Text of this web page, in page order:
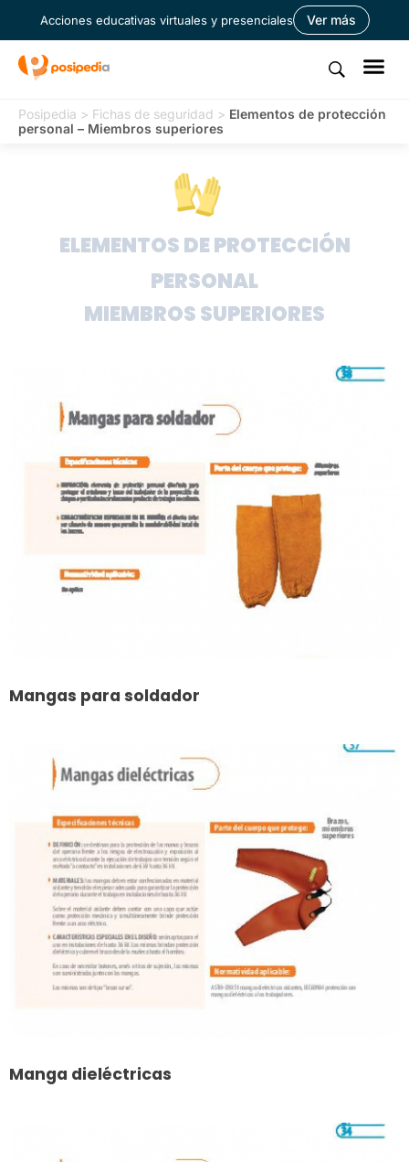
Acciones educativas virtuales y presenciales Ver más
Posipedia > Fichas de seguridad > Elementos de protección
personal – Miembros superiores
ELEMENTOS DE PROTECCIÓN
PERSONAL
MIEMBROS SUPERIORES
Mangas para soldador
Manga dieléctricas